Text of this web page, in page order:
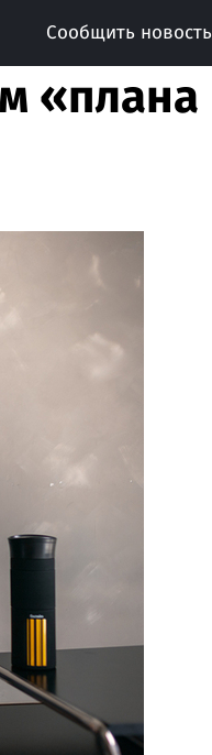
Сообщить новость
«плана